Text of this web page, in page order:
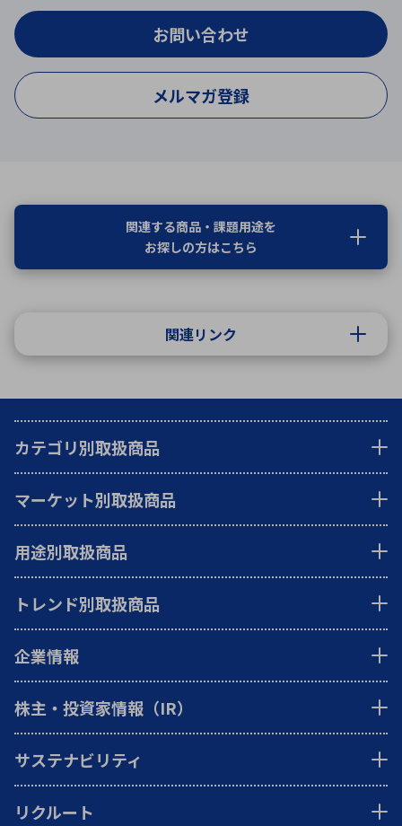
お問い合わせ
メルマガ登録
関連する商品・課題用途を
お探しの方はこちら
関連リンク
カテゴリ別取扱商品
マーケット別取扱商品
用途別取扱商品
トレンド別取扱商品
企業情報
株主・投資家情報（IR）
サステナビリティ
リクルート